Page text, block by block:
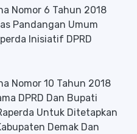
Nomor 6 Tahun 2018
Pandangan Umum
Inisiatif DPRD
Nomor 10 Tahun 2018
DPRD Dan Bupati
Untuk Ditetapkan
Demak Dan